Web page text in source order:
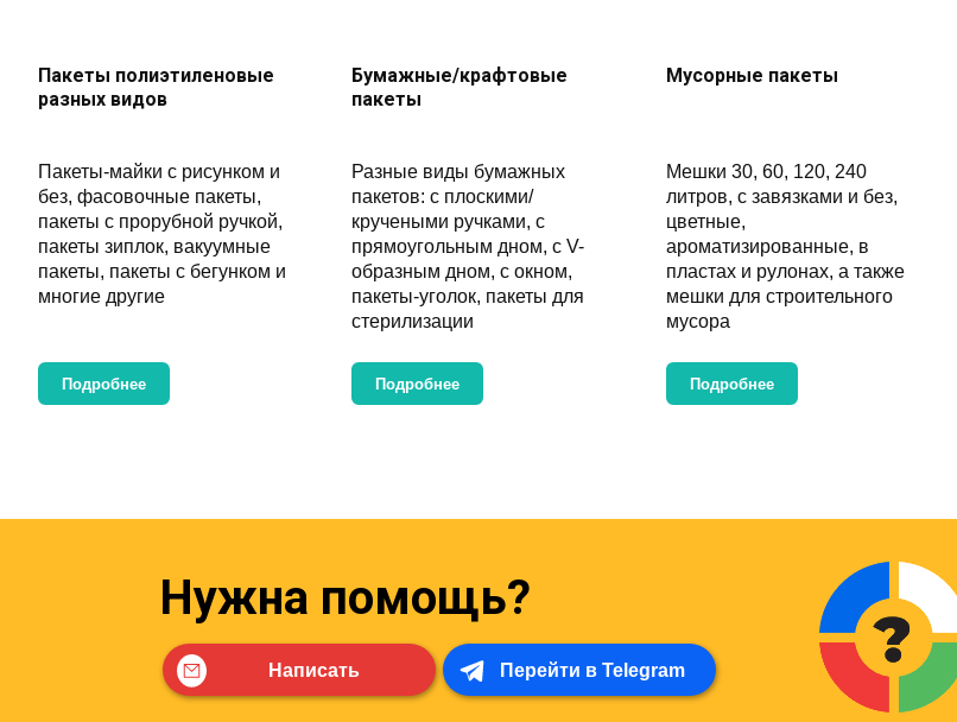
Пакеты полиэтиленовые
разных видов
Пакеты-майки с рисунком и
без, фасовочные пакеты,
пакеты с прорубной ручкой,
пакеты зиплок, вакуумные
пакеты, пакеты с бегунком и
многие другие
Подробнее
Бумажные/крафтовые
пакеты
Разные виды бумажных
пакетов:с плоскими/
кручеными ручками,с
прямоугольным дном,с V-
образным дном,с окном,
пакеты-уголок, пакеты для
стерилизации
Подробнее
Мусорные пакеты
Мешки 30, 60, 120, 240
литров, с завязками и без,
цветные,
ароматизированные, в
пластахи рулонах, а также
мешки для строительного
мусора
Подробнее
Нужна помощь?
Написать Перейти в Telegram